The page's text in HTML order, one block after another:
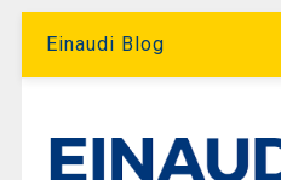
Einaudi Blog